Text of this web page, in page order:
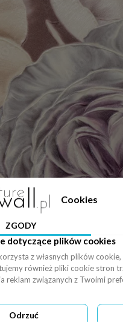
Pobierz plik PDF
fototapety.
Adobe Stock.
szerokości materiału, na
podglądzie zamawianej
Cookies
ZGODY
dotyczące plików cookies
z własnych plików
również pliki cookie stron
reklam związanych z Twoimi
Odrzuć